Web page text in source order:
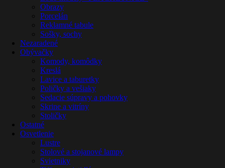
Obrazy
Porcelán
Reklamné tabule
Sošky, sochy
Nezaradené
Obývačky
Komody, komôdky
Kreslá
Lavice a taburetky
Poličky a vešiaky
Sedacie súpravy a pohovky
Skrine a vitríny
Stoličky
Ostatné
Osvetlenie
Lustre
Stolové a stojanové lampy
Svietniky